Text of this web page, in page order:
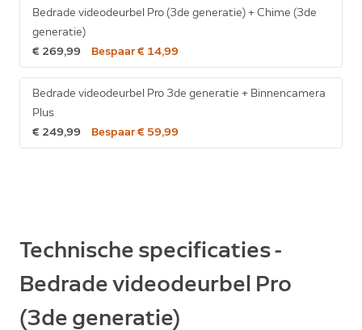
Bedrade videodeurbel Pro (3de generatie) + Chime (3de
generatie)
€ 269,99
Bespaar € 14,99
Bedrade videodeurbel Pro 3de generatie + Binnencamera
Plus
€ 249,99
Bespaar € 59,99
Technische specificaties -
Bedrade videodeurbel Pro
(3de generatie)